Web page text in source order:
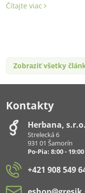
Čítajte viac
Zobraziť všetky
Kontakty
Herbana, s​.r​.o​.
Strelecká 6
931 01 Šamorín
Po-Pia: 8:00 - 19:00
+421 908 549